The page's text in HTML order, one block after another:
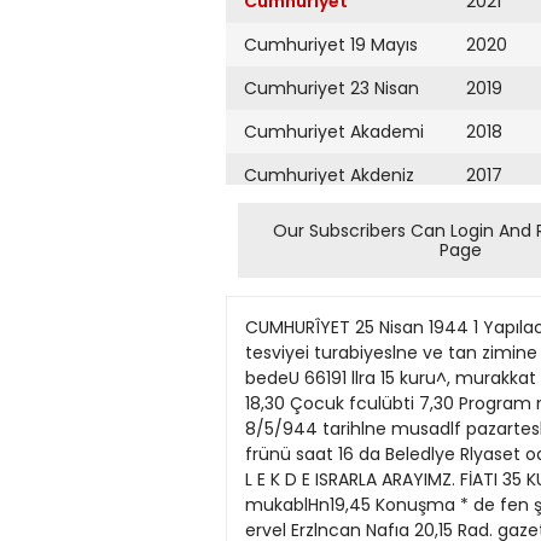
Cumhuriyet 19 Mayıs
Cumhuriyet 23 Nisan
Cumhuriyet Akademi
Cumhuriyet Akdeniz
Cumhuriyet Alışveriş
Cumhuriyet Ankara
Cumhuriyet Büyük
Taaruz
Cumhuriyet
Cumartesi
Cumhuriyet Çevre
2020
2019
2018
2017
2016
2015
2013
2012
2011
2010
2009
Our Subscribers Can Login And
Page
CUMHURÎYET 25 Nisan 1944 1 Yapılacak iş: Yenlçehlr imar planındaki İnönü Anrdınm dlldleceğl hüiumet önündekl Şeref meydanıniü tesviyei turabiyeslne ve tan zimine aiddlr. Bugiinkü Program Ticaretin tanzimine ve lhtikârla mücadeleye dair K'510 sayılı koor2 Keşlf bedeU 66191 llra 15 kuru^, murakkat temtnata 4964 llra 35 dinasyon heyeti kararuıın ve yeni kâr hadlerinin tatbikatı hakkmda kunıştur. 18,30 Çocuk fculübti 7,30 Program mütemmlm izahat almak üzera uoîüml kâtibliğimlze yapılacak müraca3 Eksiltme kapalı zarf usullle 8/5/944 tarihlne musadlf pazartesl 18,45 Salon orkes. 7,32 Jhnnastü: atlerin hergün saat 11 den 12 ye kadnr kabul edilecegi llân oluııur. frünü saat 16 da Beledlye Rlyaset odasında müteşekkil encümende ya19,00 Haberler 7,40 Hafoerler (4656) pılacaktır. BİÎTÜN E C Z A N E L E K D E ISRARLA ARAYIMZ. FİATI 35 KUBÜŞTÜB. 19,20 Müzlk 7,55 Müzii <P1) 4 Bu lşe ald keşlf ve proJe evTakını lstekliler on lira mukablHn19,45 Konuşma * de fen şubesinden tedarik edebillrler. 20,00 Fasü 12,30 Program 5 Bu Işe girecekler lhale günunden üç gün ervel Erzlncan Nafıa 20,15 Rad. gazetesi 12,33 Müzik (PD 1 Samsun Belediyesl temizlik işleri dairesine aid muhammen Müdürlüğüne müracaatle ehliyet vesikasj almıya mecburdur. 20,45 Müzlk 12,45 Haberler bedell 19500 L'ra olan bir kamytin satılmak üzere kapalı zarf usullle art6 İsteklileri 2490 sayılı kanun muclblnce Ticaret Odası veslkası, 21,30 Posta kutusu 13,00 Şarlnlar tırmıya konulmuştur. müteahhidlik veslkası, Mallye unvan tezkeresi ve 4964 llra 35 kuruşluk Devlet Orman Işletmesi Adapazarı Revir Amirliğinden: 13,20 Konuşma 21,45 K. Türk mü. 2 Kamyon 28 model 4 silindirli kısa şase (6 plâka) Enternasyanal temtnat makbuzu veya banka mektublarlle bu babdaki tekllf mektub• 22,30 Geçmiş gün marka olup yeni tamir ve montaj edilerek tamamen faal bir haldedir. Beher M3 larını eksiltme güaü olarak tayln edllen 8/5/944 pazartesi günü saat 22,35 Haberler 18,00 Program 3 Kamyonun 32/6 eb'admda 4 aded lç ve dış lâstikîe iki aded nakli, tomruk15 e kadar makbuz mukabillnde Belediye Encumenlne tevdi etmelerl. 22,50 Kapanış 18,03 Salon orkes. Ormanin lsml Miktan Ineceği % 7,5 lanmasl ve İ H A L E yedek istepnesi mevcuddur. , 7 Postada vuku bulacak teahhürler nazan dlkkate almmaz. (4578) M3 depo 4 Mavakkai teminat miktan 1462 lira 50 kuruştur. i'k teminatl Istifte teslimi günü saat 5 İhrle 11 mayıs 944 perşembe günü saat 15 te Samsun BeledlLlra K. Lira K. Karasuyun C. Kuyumculu 2000 15 2250 4/5/944 15 te yesi pncümpn hururunda yapılacaktır. serislnin 3 No. ve Kocaeli 6 Teklif mektubîars yukanda yazılı gün ve saatten bir saat 1